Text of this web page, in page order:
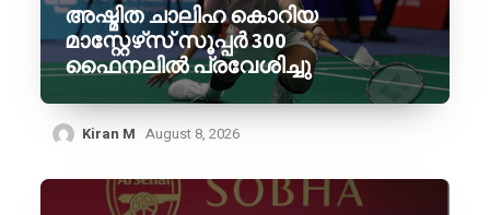
അഷ്മിത ചാലിഹ കൊറിയ
മാസ്റ്റേഴ്‌സ് സൂപ്പർ 300
ഫൈനലിൽ പ്രവേശിച്ചു
Kiran M August 8, 2026